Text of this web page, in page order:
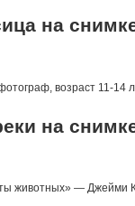
на
возраст 11-
на
животных» — Джейми